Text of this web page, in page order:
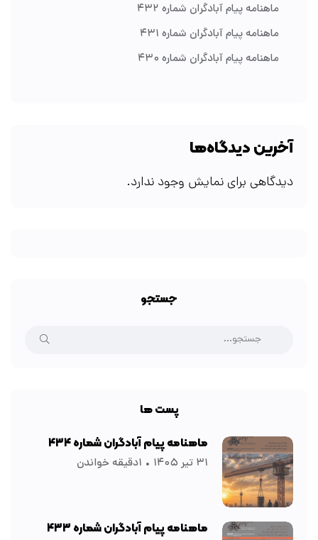
ماهنامه پیام آبادگران شماره ۴۳۲
ماهنامه پیام آبادگران شماره ۴۳۱
ماهنامه پیام آبادگران شماره ۴۳۰
آخرین دیدگاه‌ها
دیدگاهی برای نمایش وجود ندارد.
جستجو
پست ها
ماهنامه پیام آبادگران شماره ۴۳۴
۳۱ تیر ۱۴۰۵ ۱دقیقه خواندن
ماهنامه پیام آبادگران شماره ۴۳۳